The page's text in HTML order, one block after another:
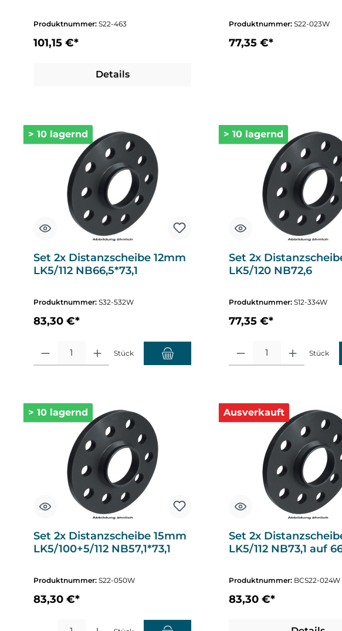
oder benutze die Schaltflächen um die Anzahl zu erhöhen oder zu reduzieren.
Produktnummer: S22-463
101,15 €*
Details
Produktnummer: S22-023W
77,35 €*
oder benutze die Schaltflächen um die Anzahl zu erhöhen oder zu reduzieren.
> 10 lagernd
Set 2x Distanzscheibe 12mm
LK5/112 NB66,5*73,1
Produktnummer: S32-532W
83,30 €*
Produkt Anzahl: Gib den gewünschten Wert ein oder benutze die Schaltflächen um die
Stück
> 10 lagernd
Set 2x
LK5/120 NB72,6
Produktnummer: S12-334W
77,35 €*
Produkt Anzahl: Gib den
Stück
> 10 lagernd
Set 2x Distanzscheibe 15mm
LK5/100+5/112 NB57,1*73,1
Produktnummer: S22-050W
83,30 €*
Produkt Anzahl: Gib den gewünschten Wert ein oder benutze die Schaltflächen um die
Ausverkauft
Set 2x
LK5/112 NB73,1 auf
Produktnummer: BCS22-024W
83,30 €*